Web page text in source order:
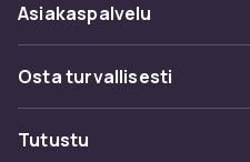
Asiakaspalvelu
Usein kysyttyä (UKK)
Seuraa pakettia
Osta turvallisesti
Maksuvaihtoehdot
Tutustu